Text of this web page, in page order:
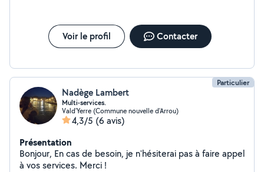
Voir le profil Contacter
Particulier
Nadège Lambert
Multi-services.
Vald'Yerre (Commune nouvelle d'Arrou)
4,3/5 (6 avis)
Présentation
Bonjour, En cas de besoin, je n'hésiterai pas à faire appel
à vos services. Merci !